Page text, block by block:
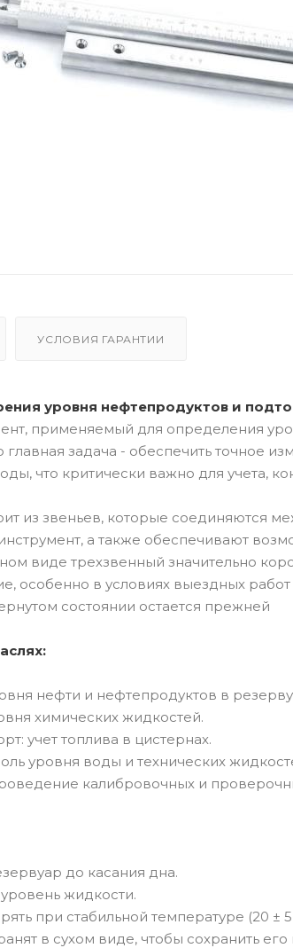
УСЛОВИЯ ГАРАНТИИ
уровня нефтепродуктов и
применяемый для определения
главная задача - обеспечить точное
что критически важно для учета,
из звеньев, которые соединяются
а также обеспечивают
виде трехзвенный значительно
особенно в условиях выездных
состоянии остается прежней
нефти и нефтепродуктов в
химических жидкостей.
учет топлива в цистернах.
уровня воды и технических
калибровочных и
до касания дна.
жидкости.
при стабильной температуре (20 ± 5
в сухом виде, чтобы сохранить